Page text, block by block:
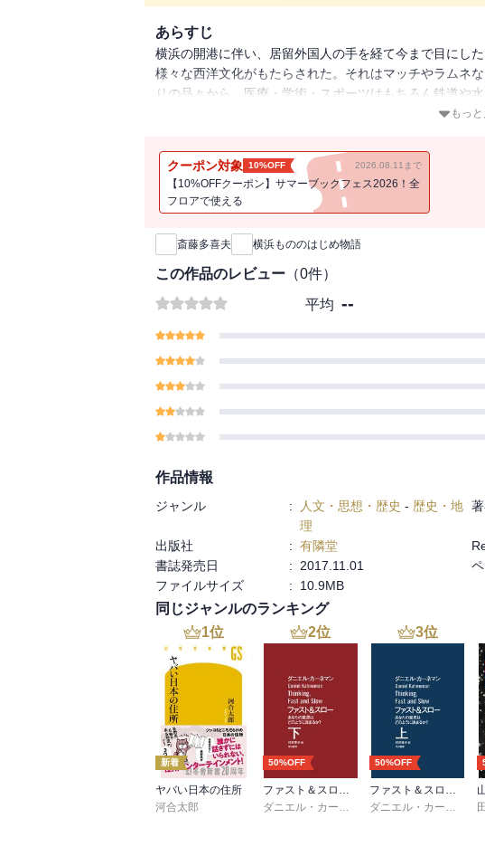
あらすじ
横浜の開港に伴い、居留外国人の手を経て今まで目にし
様々な西洋文化がもたらされた。それはマッチやラムネ
りの品々から、医療・学術・スポーツはもちろん鉄道や
会基盤にまで及んで、日本人の日常生活を根底から一変さ
それらの移入から定着までの過程には、数多くの無名の人
熱意、そして幸運が存在した。本書は、横浜において欧米
れた数多くの「もののはじめ」を探りながら、幕末から明
けての、熱気に満ちた横浜の歩みを概観する。
もっ
クーポン対象 10%OFF 2026.08.11まで
【10%OFFクーポン】サマーブックフェス2026！全
フロアで使える
新刊通知
斎藤多喜夫 横浜もののはじめ物語
この作品のレビュー （0件）
平均 --
作品情報
ジャンル : 人文・思想・歴史 - 歴史・地
理
出版社 : 有隣堂
書誌発売日
: 2017.11.01
ファイルサイズ
: 10.9MB
同じジャンルのランキング
1位
新着
ヤバい日本の住所
河合太郎
2位
50%OFF
ファスト＆スロー （下）
ダニエル・カーネマン
,村井章子
3位
50%OFF
ファスト＆スロー （上）
ダニエル・カーネマン
,